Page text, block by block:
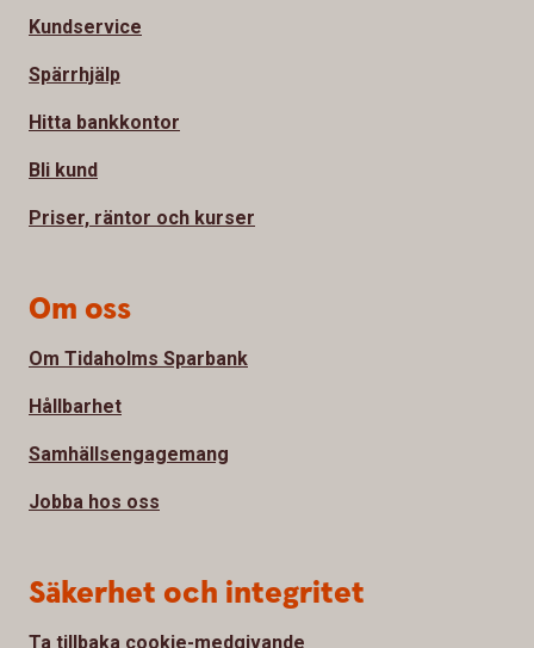
Kundservice
Spärrhjälp
Hitta bankkontor
Bli kund
Priser, räntor och kurser
Om oss
Om Tidaholms Sparbank
Hållbarhet
Samhällsengagemang
Jobba hos oss
Säkerhet och integritet
Ta tillbaka cookie-medgivande